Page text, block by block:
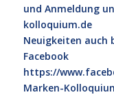
und Anmeldung
kolloquium.de
Neuigkeiten auch
Facebook
https://
Marken-